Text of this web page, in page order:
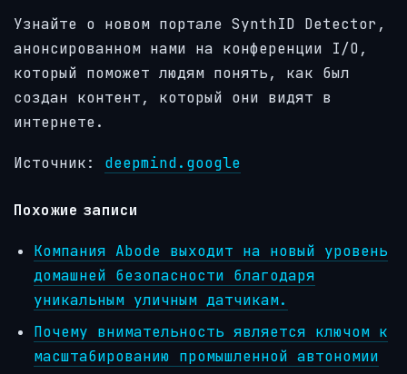
Узнайте о новом портале SynthID Detector,
анонсированном нами на конференции I/O,
который поможет людям понять, как был
создан контент, который они видят в
интернете.
Источник: deepmind.google
Похожие записи
Компания Abode выходит на новый уровень
домашней безопасности благодаря
уникальным уличным датчикам.
Почему внимательность является ключом к
масштабированию промышленной автономии